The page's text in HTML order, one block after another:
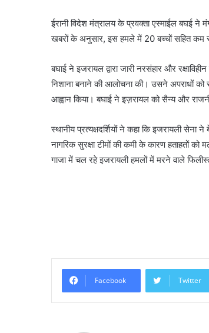
ईरानी विदेश मंत्रालय के प्रवक्ता एस्माईल बघई ने
खबरों के अनुसार, इस हमले में 20 बच्चों सहित कम से
बघाई ने इजरायल द्वारा जारी नरसंहार और
निशाना बनाने की आलोचना की। उसने अपराधों को
आह्वान किया। बघाई ने इज़रायल को सैन्य और
स्थानीय प्रत्यक्षदर्शियों ने कहा कि इजरायली सेना
नागरिक सुरक्षा टीमों की कमी के कारण हताहतों
गाजा में चल रहे इजरायली हमलों में मरने वाले
Facebook Twitter